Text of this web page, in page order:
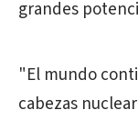
grandes
"El mundo
cabezas